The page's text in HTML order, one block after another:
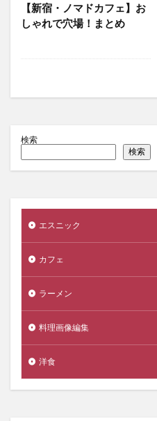
【新宿・ノマドカフェ】お
しゃれで穴場！まとめ
検索
検索
エスニック
カフェ
ラーメン
料理画像編集
洋食